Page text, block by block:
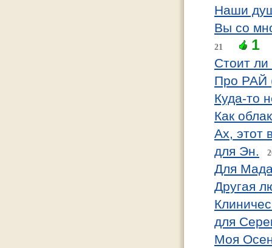
Наши
Вы со
21 1
Стоит ли
Про РАЙ
Куда-то
Как
Ах, этот
для Эн.
Для
Другая
для
Моя